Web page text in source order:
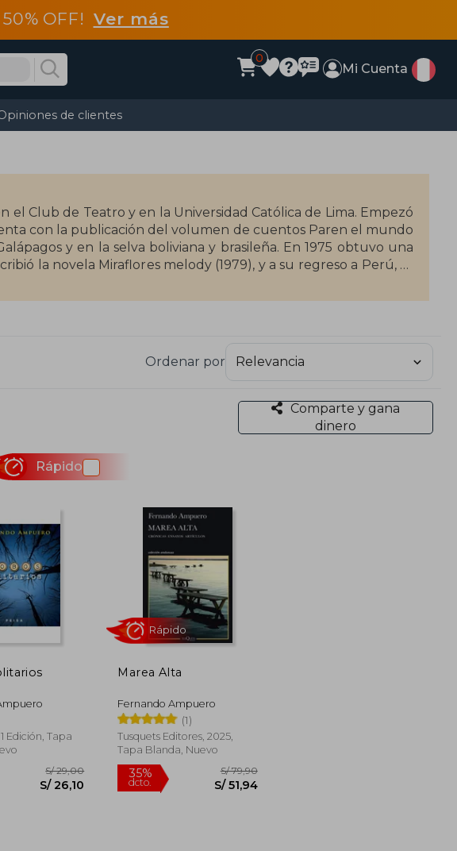
OFF! Ver más
0
Mi Cuenta
de clientes
el Club de Teatro y en la Universidad Católica de Lima. Empezó
con la publicación del volumen de cuentos Paren el mundo
y en la selva boliviana y brasileña. En 1975 obtuvo una
la novela Miraflores melody (1979), y a su regreso a Perú, se
en televisión. Gato encerrado (1987) recoge una selección de
enemistad (2001), novela que aún permanece en las listas de
mil ejemplares en pocas semanas. En la actualidad es Editor
Ordenar por
Comparte y gana
dinero
Rápido
Edición, Tapa
Marea Alta
Fernando Ampuero
(1)
Tusquets Editores, 2025,
Tapa Blanda, Nuevo